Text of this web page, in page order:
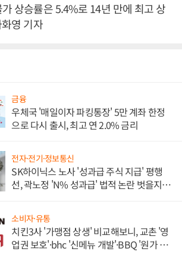
상승률은 5.4%로 14년 만에 최고 상
영 기자
금융
우체국 '매일이자 파킹통장' 5만 계좌 한정
으로 다시 출시, 최고 연 2.0% 금리
전자·전기·정보통신
SK하이닉스 노사 '성과급 주식 지급' 평행
선, 곽노정 'N% 성과급' 법적 논란 벗을지 주
소비자·유통
치킨3사 '가맹점 상생' 비교해보니, 교촌 '영
업권 보호'·bhc '신메뉴 개발'·BBQ '원가 부